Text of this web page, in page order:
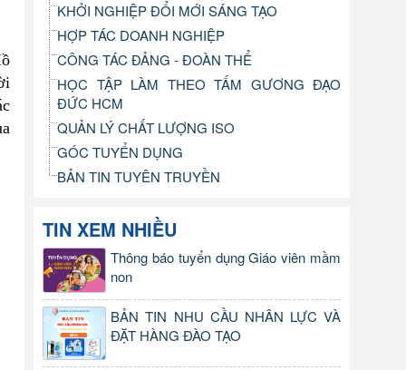
KHỞI NGHIỆP ĐỔI MỚI SÁNG TẠO
HỢP TÁC DOANH NGHIỆP
CÔNG TÁC ĐẢNG - ĐOÀN THỂ
HỌC TẬP LÀM THEO TẤM GƯƠNG ĐẠO
ĐỨC HCM
QUẢN LÝ CHẤT LƯỢNG ISO
GÓC TUYỂN DỤNG
BẢN TIN TUYÊN TRUYỀN
TIN XEM NHIỀU
Thông báo tuyển dụng Giáo viên mầm
non
BẢN TIN NHU CẦU NHÂN LỰC VÀ
ĐẶT HÀNG ĐÀO TẠO